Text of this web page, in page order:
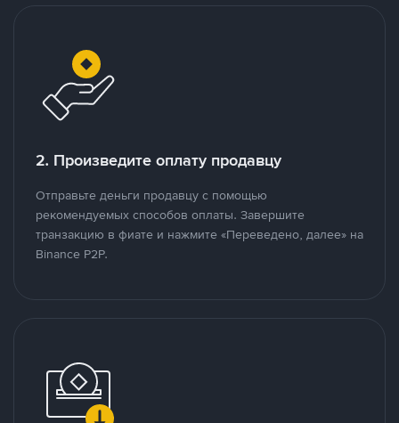
2. Произведите оплату продавцу
Отправьте деньги продавцу с помощью
рекомендуемых способов оплаты. Завершите
транзакцию в фиате и нажмите «Переведено, далее» на
Binance P2P.